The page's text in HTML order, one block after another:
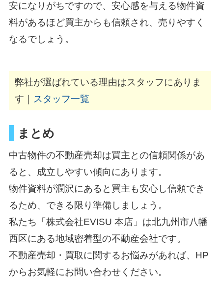
安になりがちですので、安心感を与える物件資
料があるほど買主からも信頼され、売りやすく
なるでしょう。
弊社が選ばれている理由はスタッフにありま
す｜
スタッフ一覧
まとめ
中古物件の不動産売却は買主との信頼関係があ
ると、成立しやすい傾向にあります。
物件資料が潤沢にあると買主も安心し信頼でき
るため、できる限り準備しましょう。
私たち「株式会社EVISU 本店」は北九州市八幡
西区にある地域密着型の不動産会社です。
不動産売却・買取に関するお悩みがあれば、HP
からお気軽にお問い合わせください。